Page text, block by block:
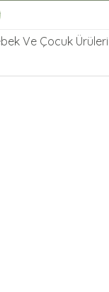
Ve Çocuk Ürüleri